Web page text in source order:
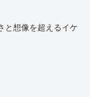
と想像を超えるイケ